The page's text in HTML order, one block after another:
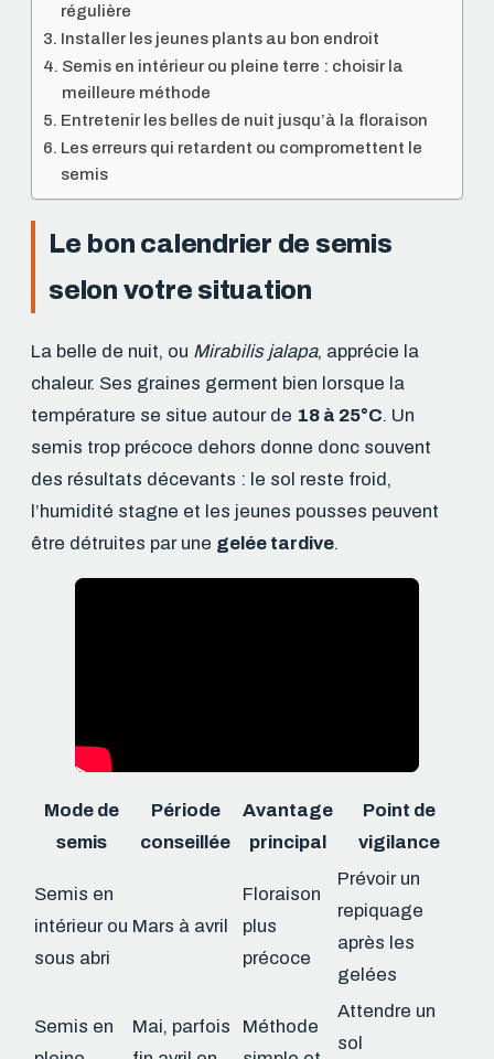
régulière
Installer les jeunes plants au bon endroit
Semis en intérieur ou pleine terre : choisir la
meilleure méthode
Entretenir les belles de nuit jusqu’à la floraison
Les erreurs qui retardent ou compromettent le
semis
Le bon calendrier de semis
selon votre situation
La belle de nuit, ou Mirabilis jalapa, apprécie la
chaleur. Ses graines germent bien lorsque la
température se situe autour de 18 à 25°C. Un
semis trop précoce dehors donne donc souvent
des résultats décevants : le sol reste froid,
l’humidité stagne et les jeunes pousses peuvent
être détruites par une gelée tardive.
Mode de
semis
Période
conseillée
Avantage
principal
Point de
vigilance
Semis en
intérieur ou
sous abri
Mars à avril
Floraison
plus
précoce
Prévoir un
repiquage
après les
gelées
Semis en
Mai, parfois
Méthode
Attendre un
sol